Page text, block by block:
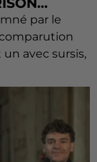
par le
avec sursis,